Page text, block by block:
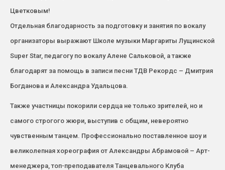
Цветковым!
Отдельная благодарность за подготовку и занятия по вокалу
организаторы выражают Школе музыки Маргариты Лущинской
Super Star, педагогу по вокалу Алене Сальковой, а также
благодарят за помощь в записи песни ТДВ Рекордс – Дмитрия
Богданова и Александра Удальцова.
Также участницы покорили сердца не только зрителей, но и
самого строгого жюри, выступив с общим, невероятно
чувственным танцем. Профессионально поставленное шоу и
великолепная хореография от Александры Абрамовой – Арт-
менеджера, топ-преподавателя Танцевального Клуба